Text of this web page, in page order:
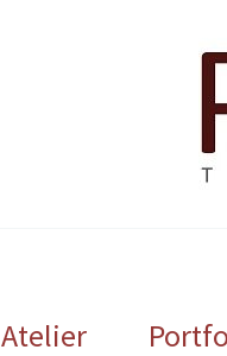
Atelier